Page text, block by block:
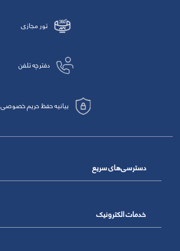
تور مجازی
دفترچه تلفن
بیانیه حفظ حریم خصوصی
دسترسی‌های سریع
خدمات الکترونیک